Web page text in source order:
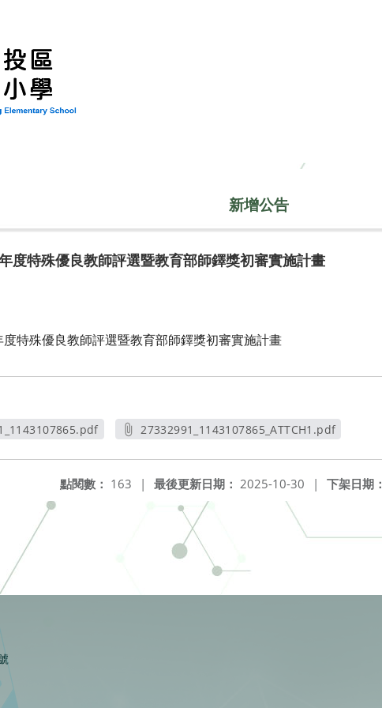
新增公告
度特殊優良教師評選暨教育部師鐸獎初審實施計畫
特殊優良教師評選暨教育部師鐸獎初審實施計畫
27332991_1143107865_ATTCH1.pdf
下架日期：
最後更新日期： 2025-10-30 |
點閱數： 163 |